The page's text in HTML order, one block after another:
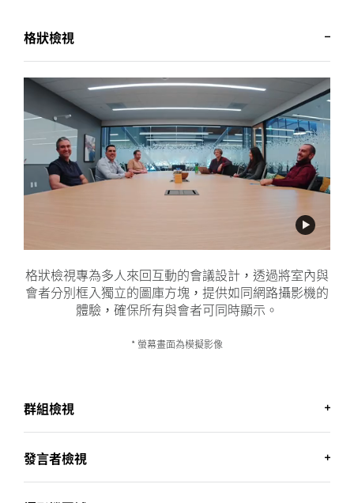
格狀檢視
格狀檢視專為多人來回互動的會議設計，透過將室內與
會者分別框入獨立的圖庫方塊，提供如同網路攝影機的
體驗，確保所有與會者可同時顯示。
* 螢幕畫面為模擬影像
群組檢視
發言者檢視